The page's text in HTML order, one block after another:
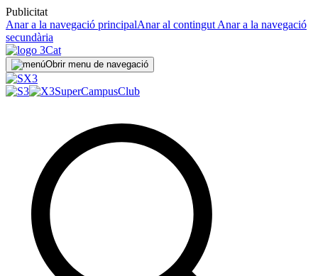
Publicitat
Anar a la navegació principalAnar al contingut Anar a la navegació
secundària
Obrir menu de navegació
SuperCampusClub